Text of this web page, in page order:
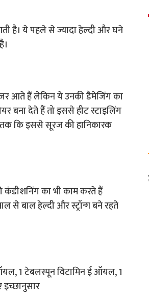
है। ये पहले से ज्यादा हेल्दी और घने
आते हैं लेकिन ये उनकी डैमेजिंग का
बना देते हैं तो इससे हीट स्टाइलिंग
कि इससे सूरज की हानिकारक
कंडीशनिंग का भी काम करते हैं
से बाल हेल्दी और स्ट्रॉन्ग बने रहते
1 टेबलस्पून विटामिन ई ऑयल, 1